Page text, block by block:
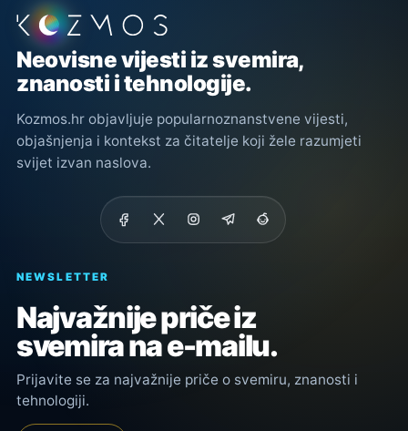
Podnožje stranice
Neovisne vijesti iz svemira,
znanosti i tehnologije.
Kozmos.hr objavljuje popularnoznanstvene vijesti,
objašnjenja i kontekst za čitatelje koji žele razumjeti
svijet izvan naslova.
NEWSLETTER
Najvažnije priče iz
svemira na e-mailu.
Prijavite se za najvažnije priče o svemiru, znanosti i
tehnologiji.